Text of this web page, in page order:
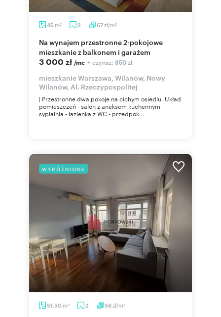
45 m2 2 67zł/m2
Na wynajem przestronne 2-pokojowe
mieszkanie z balkonem i garażem
3 000 zł /mc + czynsz: 850 zł
mieszkanie Warszawa, Wilanów, Nowy
Wilanów, Al. Rzeczypospolitej
| Przestronne dwa pokoje na cichym osiedlu. Układ
pomieszczeń - salon z aneksem kuchennym -
sypialnia - łazienka z WC - przedpok...
WYRÓŻNIONE
51,50 m2 2 56zł/m2